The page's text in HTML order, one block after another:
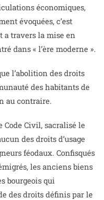
économiques,
évoquées, c’est
a travers la mise en
dans « l’ère moderne ».
l’abolition des droits
des habitants de
au contraire.
Code Civil, sacralisé le
des droits d’usage
féodaux. Confisqués
les anciens biens
bourgeois qui
des droits définis par le